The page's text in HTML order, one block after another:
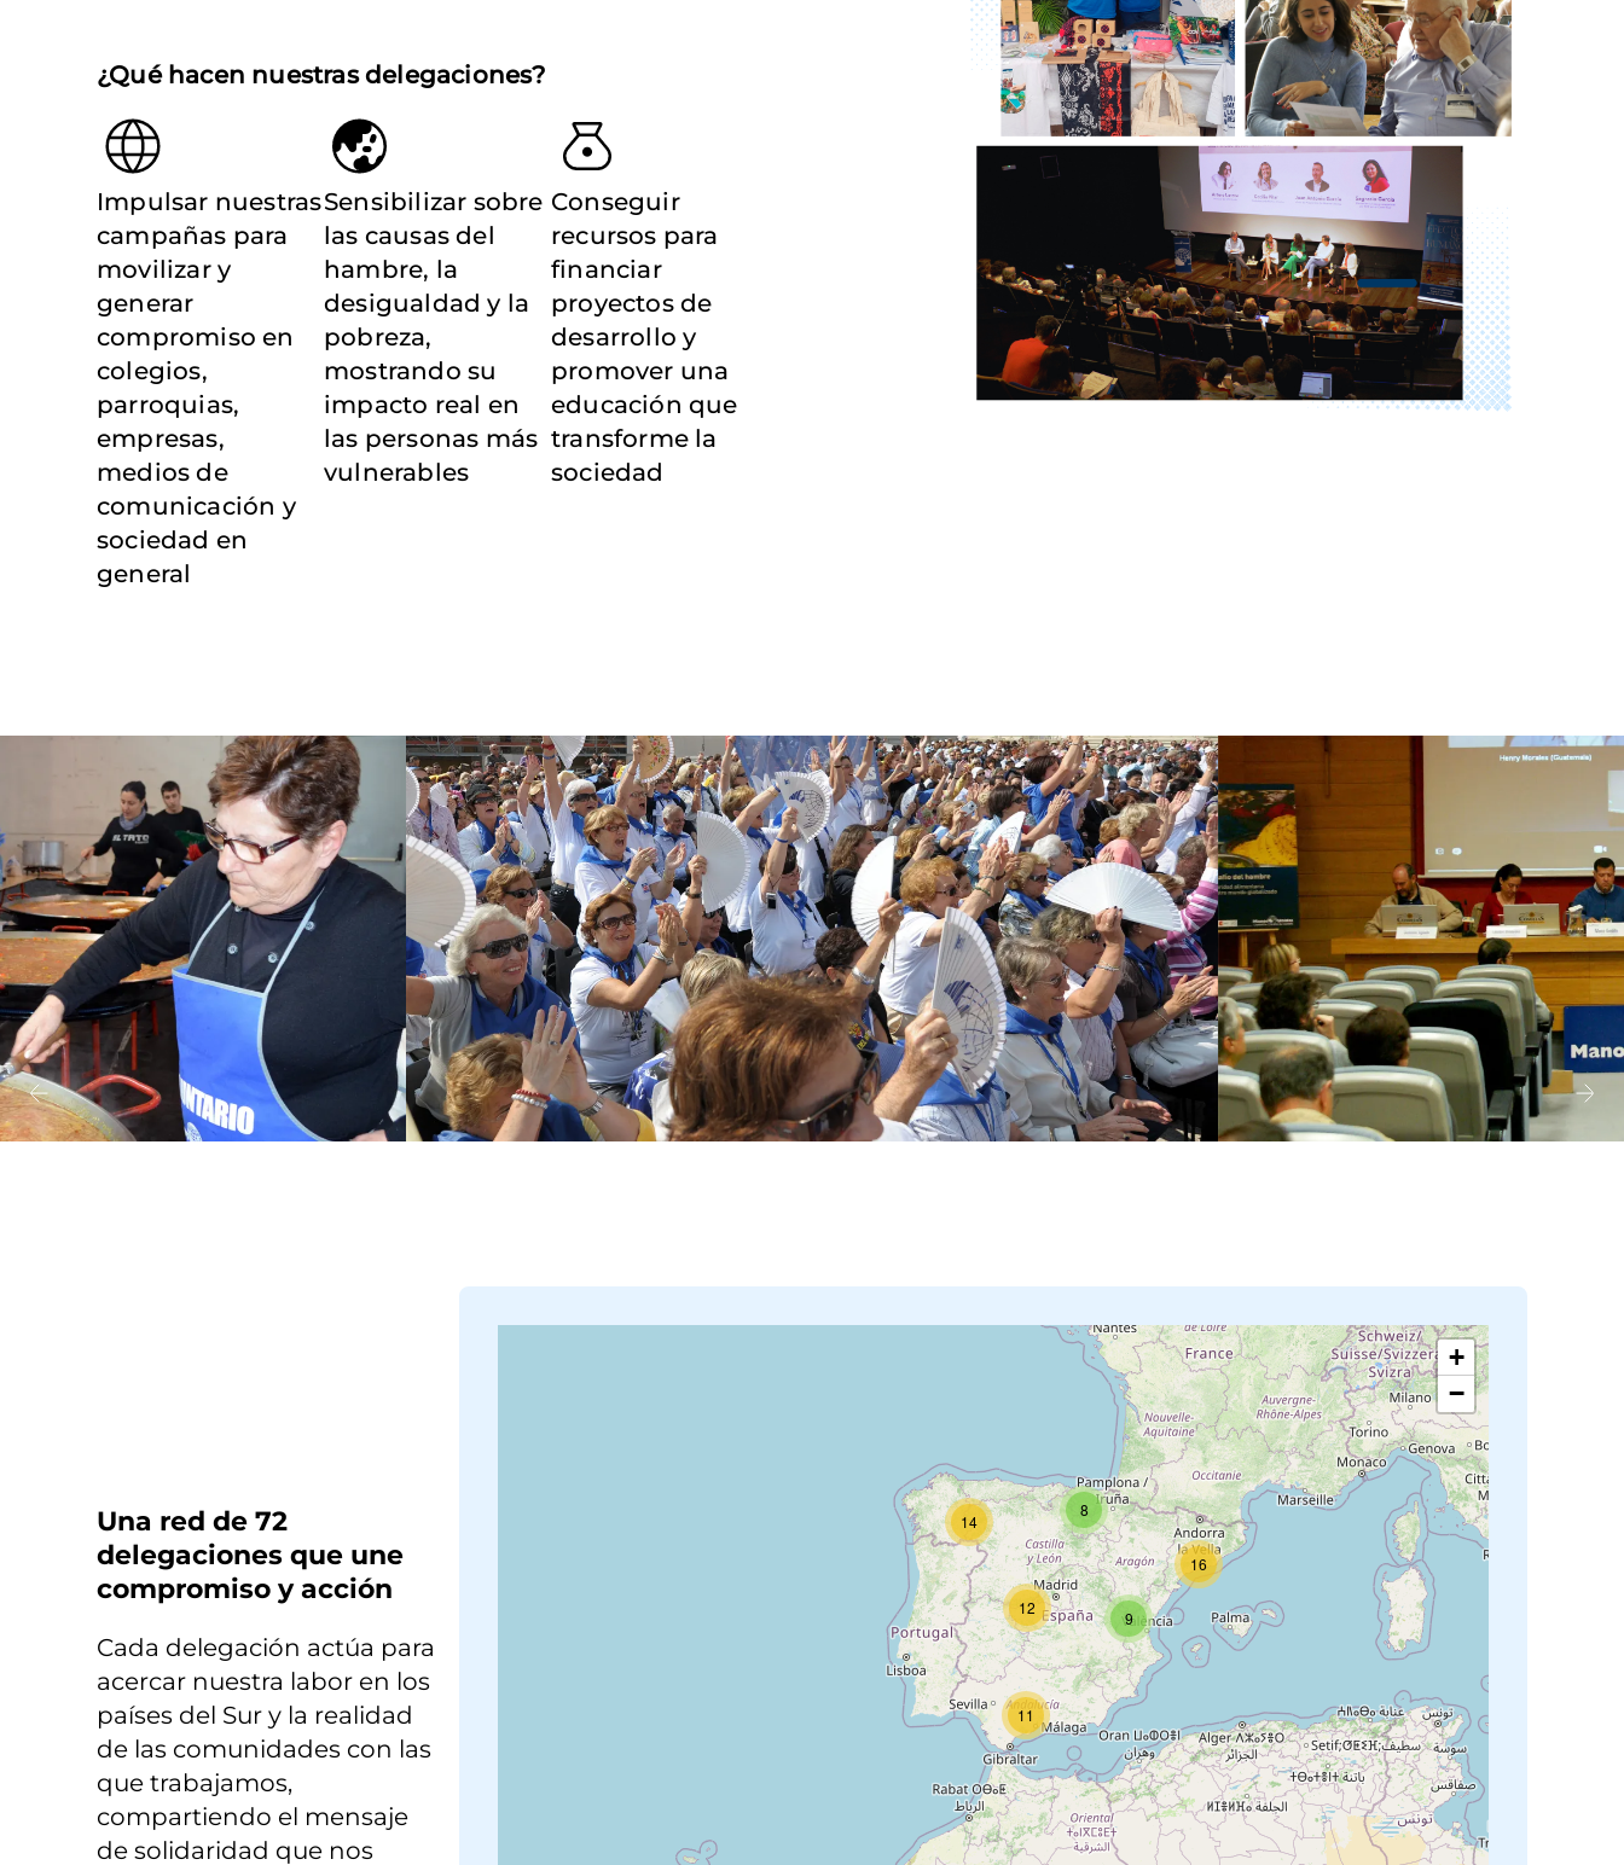
¿Qué hacen nuestras delegaciones?
Impulsar nuestras
campañas para
movilizar y
generar
compromiso en
colegios,
parroquias,
empresas,
medios de
comunicación y
sociedad en
general
Sensibilizar sobre
las causas del
hambre, la
desigualdad y la
pobreza,
mostrando su
impacto real en
las personas más
vulnerables
Conseguir
recursos para
financiar
proyectos de
desarrollo y
promover una
educación que
transforme la
sociedad
Una red de 72
delegaciones que une
compromiso y acción
Cada delegación actúa para
acercar nuestra labor en los
países del Sur y la realidad
de las comunidades con las
que trabajamos,
compartiendo el mensaje
de solidaridad que nos
11
14
12
9
8
16
+
−